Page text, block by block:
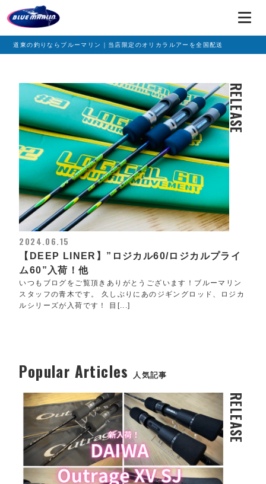
道東の釣りならブルーマリン｜当店限定のオリカラルアーを全国配送
RELEASE
2024.06.15
【DEEP LINER】”ロジカル60/ロジカルプライ
ム60”入荷！他
いつもブログをご覧頂きありがとうございます！ブルーマリン
スタッフの青木です。 久しぶりにあのジギングロッド、ロジカ
ルシリーズが入荷です！ 目[...]
Popular Articles 人気記事
RELEASE